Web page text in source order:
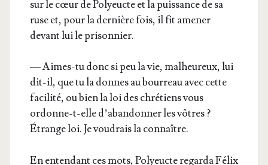
sur le cœur de Poly­eucte et la puis­sance de sa
ruse et, pour la der­nière fois, il fit ame­ner
devant lui le prisonnier.
— Aimes-tu donc si peu la vie, mal­heu­reux, lui
dit-il, que tu la donnes au bour­reau avec cette
faci­li­té, ou bien la loi des chré­tiens vous
ordonne-t-elle d’a­ban­don­ner les vôtres ?
Étrange loi. Je vou­drais la connaître.
En enten­dant ces mots, Poly­eucte regar­da Félix